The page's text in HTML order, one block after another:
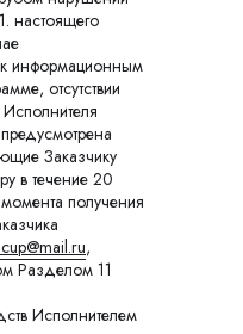
настоящего
к информационным
отсутствии
Заказчику
в течение 20
получения
,
Разделом 11
Исполнителем